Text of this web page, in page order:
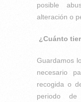
posible
alteración o
¿Cuánto
Guardamos
necesario
recogida o
periodo